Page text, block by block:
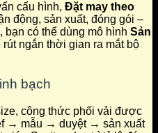
cấu hình, Đặt may theo
động, sản xuất, đóng gói –
bạn có thể dùng mô hình Sản
rút ngắn thời gian ra mắt bộ
bạch
công thức phối vải được
→ mẫu → duyệt → sản xuất